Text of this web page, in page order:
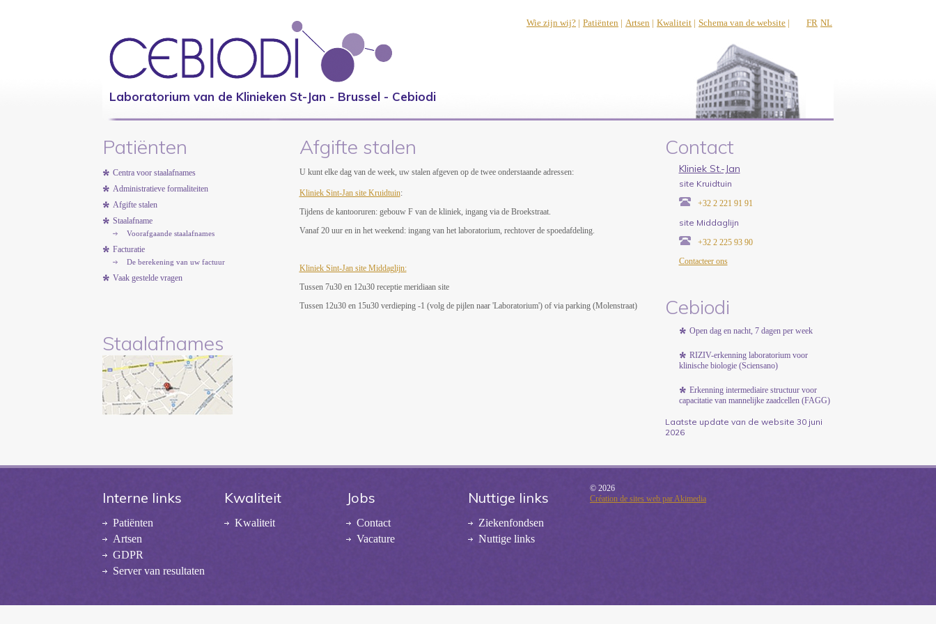
Wie zijn wij? | Patiënten | Artsen | Kwaliteit | Schema van de website | FR NL
Laboratorium van de Klinieken St-Jan - Brussel - Cebiodi
Patiënten
Centra voor staalafnames
Administratieve formaliteiten
Afgifte stalen
Staalafname
Voorafgaande staalafnames
Facturatie
De berekening van uw factuur
Vaak gestelde vragen
Staalafnames
Afgifte stalen
U kunt elke dag van de week, uw stalen afgeven op de twee onderstaande adressen:
Kliniek Sint-Jan site Kruidtuin:
Tijdens de kantooruren: gebouw F van de kliniek, ingang via de Broekstraat.
Vanaf 20 uur en in het weekend: ingang van het laboratorium, rechtover de spoedafdeling.
Kliniek Sint-Jan site Middaglijn:
Tussen 7u30 en 12u30 receptie meridiaan site
Tussen 12u30 en 15u30 verdieping -1 (volg de pijlen naar 'Laboratorium') of via parking (Molenstraat)
Contact
Kliniek St.-Jan
site Kruidtuin
+32 2 221 91 91
site Middaglijn
+32 2 225 93 90
Contacteer ons
Cebiodi
Open dag en nacht, 7 dagen per week
RIZIV-erkenning laboratorium voor
klinische biologie (Sciensano)
Erkenning intermediaire structuur voor
capacitatie van mannelijke zaadcellen (FAGG)
Laatste update van de website 30 juni
2026
Interne links
Patiënten
Artsen
GDPR
Server van resultaten
Kwaliteit
Kwaliteit
Jobs
Contact
Vacature
Nuttige links
Ziekenfondsen
Nuttige links
© 2026
Création de sites web par Akimedia